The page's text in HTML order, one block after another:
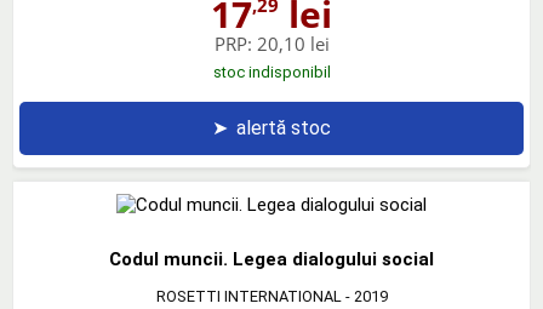
17 lei
PRP: 20,10 lei
stoc indisponibil
➤ alertă stoc
Codul muncii. Legea dialogului social
ROSETTI INTERNATIONAL - 2019